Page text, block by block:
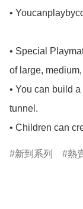
•
• Special
of large,
• You can build
tunnel.
• Children can
新到系列 熱